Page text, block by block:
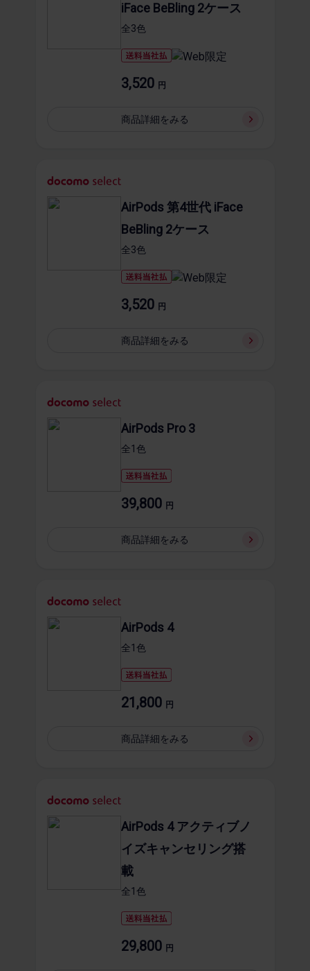
iFace BeBling 2ケース
全3​色
3,520 円
商品詳細を​みる
AirPods 第4世代 iFace
BeBling 2ケース
全3​色
3,520 円
商品詳細を​みる
AirPods Pro 3
全1​色
39,800 円
商品詳細を​みる
AirPods 4
全1​色
21,800 円
商品詳細を​みる
AirPods 4 アクティブノ
イズキャンセリング搭
載
全1​色
29,800 円